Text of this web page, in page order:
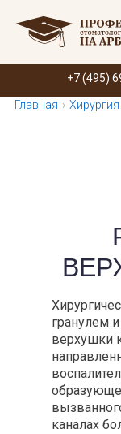
+7 (495)
Главная › Хирургия
гранулем
верхушки
каналах